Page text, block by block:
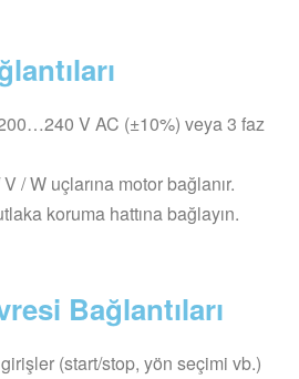
V AC (±10%) veya 3 faz
V / W uçlarına motor bağlanır.
koruma hattına bağlayın.
Bağlantıları
(start/stop, yön seçimi vb.)